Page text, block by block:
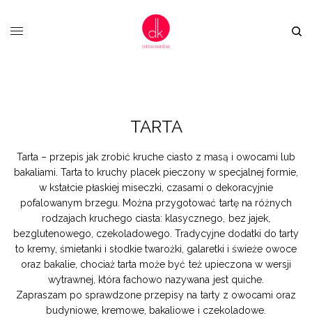
TARTA
Tarta – przepis jak zrobić kruche ciasto z masą i owocami lub
bakaliami. Tarta to kruchy placek pieczony w specjalnej formie,
w kstałcie płaskiej miseczki, czasami o dekoracyjnie
pofalowanym brzegu. Można przygotować tartę na różnych
rodzajach kruchego ciasta: klasycznego, bez jajek,
bezglutenowego, czekoladowego. Tradycyjne dodatki do tarty
to kremy, śmietanki i słodkie twarożki, galaretki i świeże owoce
oraz bakalie, chociaż tarta może być też upieczona w wersji
wytrawnej, która fachowo nazywana jest quiche.
Zapraszam po sprawdzone przepisy na tarty z owocami oraz
budyniowe, kremowe, bakaliowe i czekoladowe.